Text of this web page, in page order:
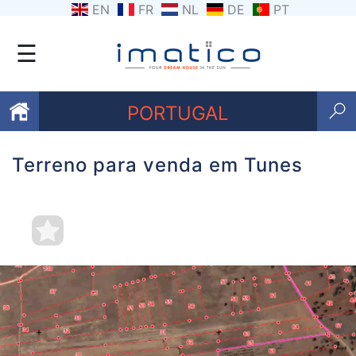
EN FR NL DE PT
☰
PORTUGAL
Favoritos
nós
Contacte-
nos
Termos
e
Terreno para venda em Tunes